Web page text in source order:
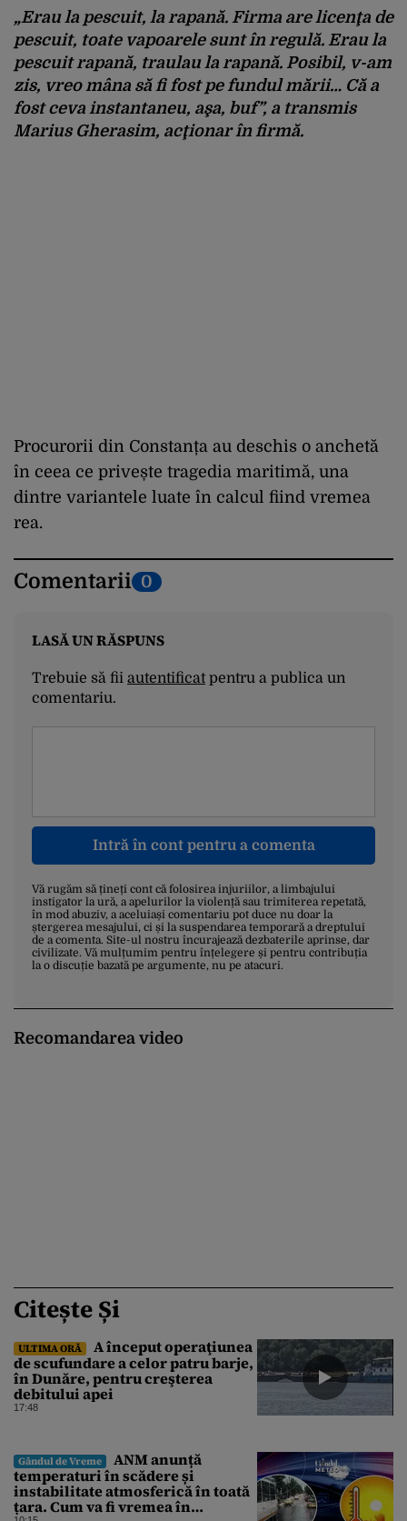
„Erau la pescuit, la rapană. Firma are licenţa de
pescuit, toate vapoarele sunt în regulă. Erau la
pescuit rapană, traulau la rapană. Posibil, v-am
zis, vreo mâna să fi fost pe fundul mării… Că a
fost ceva instantaneu, aşa, buf”, a transmis
Marius Gherasim, acţionar în firmă.
Procurorii din Constanța au deschis o anchetă
în ceea ce privește tragedia maritimă, una
dintre variantele luate în calcul fiind vremea
rea.
Comentarii 0
LASĂ UN RĂSPUNS
Trebuie să fii autentificatpentru a publica un
comentariu.
Intră în cont pentru a comenta
Vă rugăm să țineți cont că folosirea injuriilor, a limbajului
instigator la ură, a apelurilor la violență sau trimiterea repetată,
în mod abuziv, a aceluiași comentariu pot duce nu doar la
ștergerea mesajului, ci și la suspendarea temporară a dreptului
de a comenta. Site-ul nostru încurajează dezbaterile aprinse, dar
civilizate. Vă mulțumim pentru înțelegere și pentru contribuția
la o discuție bazată pe argumente, nu pe atacuri.
Recomandarea video
Citește Și
ULTIMA ORĂ
A început operaţiunea
de scufundare a celor patru barje,
în Dunăre, pentru creşterea
debitului apei
17:48
Gândul de Vreme
ANM anunță
temperaturi în scădere și
instabilitate atmosferică în toată
țara. Cum va fi vremea în